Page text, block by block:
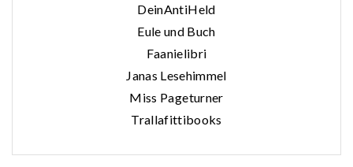
DeinAntiHeld
Eule und Buch
Faanielibri
Janas Lesehimmel
Miss Pageturner
Trallafittibooks